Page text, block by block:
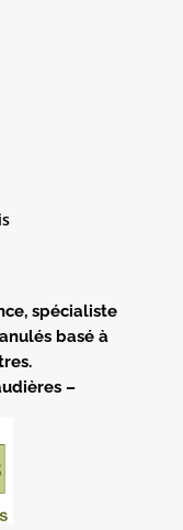
spécialiste
basé à
–